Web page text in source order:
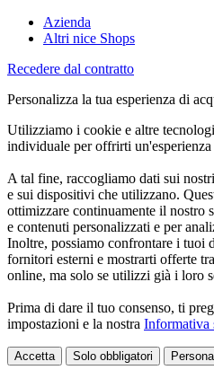
Azienda
Altri nice Shops
Recedere dal contratto
Personalizza la tua esperienza di
Utilizziamo i cookie e altre
individuale per offrirti
A tal fine, raccogliamo dati sui
e sui dispositivi che utilizzano.
ottimizzare continuamente il nostro
e contenuti personalizzati e per
Inoltre, possiamo confrontare i tuoi
fornitori esterni e mostrarti offerte
online, ma solo se utilizzi già i loro
Prima di dare il tuo consenso, ti
impostazioni e la nostra Informativa
Accetta Solo obbligatori